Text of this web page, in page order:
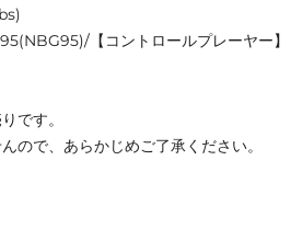
【コントロールプレーヤー】
です。
ので、あらかじめご了承ください。